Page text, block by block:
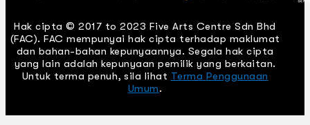
Hak cipta © 2017 to 2023 Five Arts Centre Sdn Bhd
(FAC). FAC mempunyai hak cipta terhadap maklumat
dan bahan-bahan kepunyaannya. Segala hak cipta
yang lain adalah kepunyaan pemilik yang berkaitan.
Untuk terma penuh, sila lihat Terma Penggunaan
Umum.